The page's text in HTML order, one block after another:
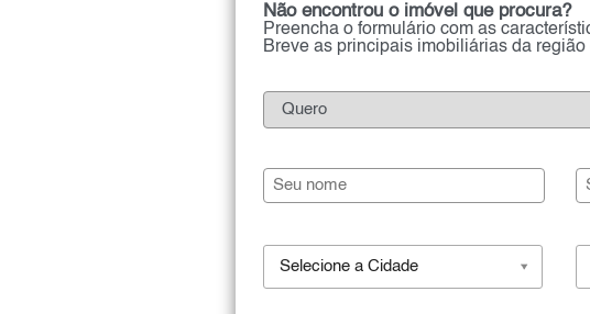
Não encontrou o imóvel que procura?
Preencha o formulário com as
Breve as principais imobiliárias da região
Selecione a Cidade